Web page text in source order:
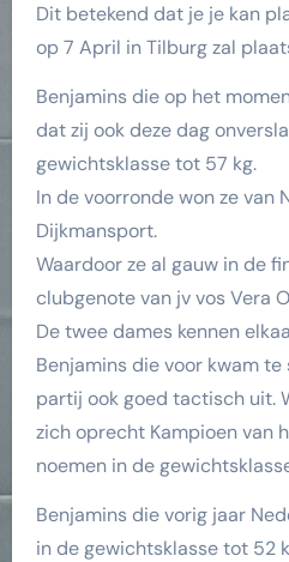
Dit betekend dat je je kan
op 7 April in Tilburg zal
Benjamins die op het
dat zij ook deze dag
gewichtsklasse tot 57 kg.
In de voorronde won ze van
Dijkmansport.
Waardoor ze al gauw in de
clubgenote van jv vos Vera
De twee dames kennen
Benjamins die voor kwam
partij ook goed tactisch uit.
zich oprecht Kampioen van
noemen in de
Benjamins die vorig jaar
in de gewichtsklasse tot 52